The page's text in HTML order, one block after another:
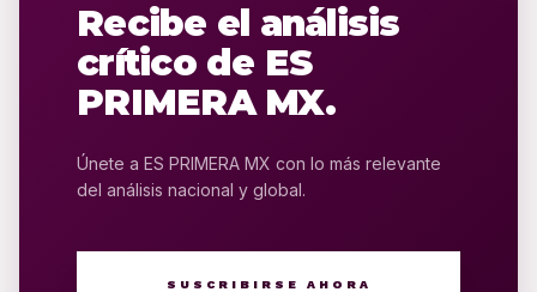
Recibe el análisis
crítico de ES
PRIMERA MX.
Únete a ES PRIMERA MX con lo más relevante
del análisis nacional y global.
SUSCRIBIRSE AHORA